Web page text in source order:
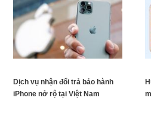
Dịch vụ nhận đổi trả bảo hành
iPhone nở rộ tại Việt Nam